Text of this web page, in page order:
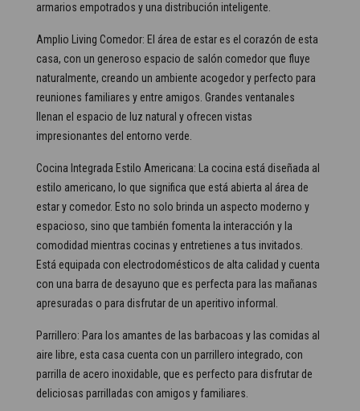
armarios empotrados y una distribución inteligente.
Amplio Living Comedor: El área de estar es el corazón de esta
casa, con un generoso espacio de salón comedor que fluye
naturalmente, creando un ambiente acogedor y perfecto para
reuniones familiares y entre amigos. Grandes ventanales
llenan el espacio de luz natural y ofrecen vistas
impresionantes del entorno verde.
Cocina Integrada Estilo Americana: La cocina está diseñada al
estilo americano, lo que significa que está abierta al área de
estar y comedor. Esto no solo brinda un aspecto moderno y
espacioso, sino que también fomenta la interacción y la
comodidad mientras cocinas y entretienes a tus invitados.
Está equipada con electrodomésticos de alta calidad y cuenta
con una barra de desayuno que es perfecta para las mañanas
apresuradas o para disfrutar de un aperitivo informal.
Parrillero: Para los amantes de las barbacoas y las comidas al
aire libre, esta casa cuenta con un parrillero integrado, con
parrilla de acero inoxidable, que es perfecto para disfrutar de
deliciosas parrilladas con amigos y familiares.